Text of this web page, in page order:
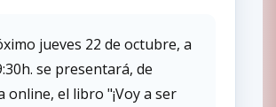
jueves 22 de octubre, a
se presentará, de
online, el libro "¡Voy a ser